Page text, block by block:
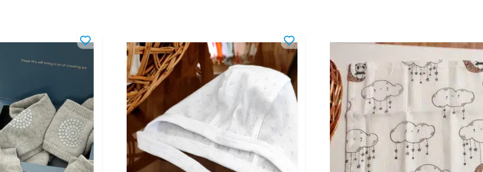
3-4 года 98-104 см
4-5 лет 104-110 см
5-6 лет 110-116 см